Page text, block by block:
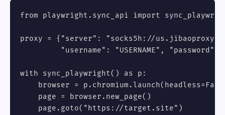
from playwright.sync_api import
proxy = {"server": "socks5h://
"username": "USERNAME", "password":
with sync_playwright() as p:
browser =
    page = browser.new_page()
    page.goto("https://target.site")